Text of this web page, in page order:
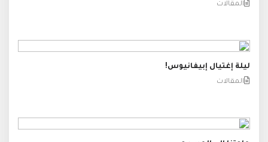
المقالات
ليلة إغتيال إبيفانيوس!
المقالات